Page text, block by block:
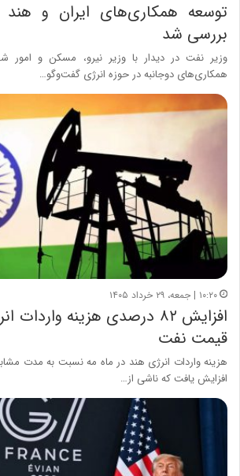
توسعه همکاری‌های ایران و هند
بررسی شد
وزیر نفت در دیدار با وزیر نیرو، مسکن و امور
همکاری‌های دوجانبه در حوزه انرژی گفت‌وگو…
۱۰:۲۰ | جمعه، ۲۹ خرداد ۱۴۰۵
افزایش ۸۲ درصدی هزینه
قیمت نفت
افزایش یافت که ناشی از…